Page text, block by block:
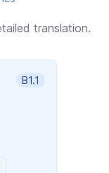
translation.
B1.1